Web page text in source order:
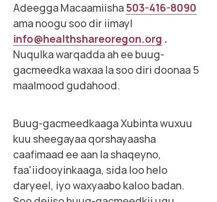
Adeegga Macaamiisha 503-416-8090
info@healthshareoregon.org .
Nuqulka warqadda ah ee buug-
gacmeedka waxaa la soo diri doonaa 5
maalmood gudahood.
Buug-gacmeedkaaga Xubinta wuxuu
kuu sheegayaa qorshayaasha
caafimaad ee aan la shaqeyno,
faa'iidooyinkaaga, sida loo helo
daryeel, iyo waxyaabo kaloo badan.